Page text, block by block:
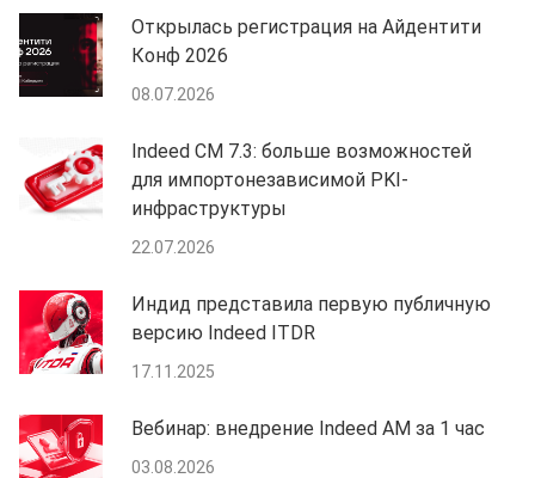
Открылась регистрация на Айдентити
Конф 2026
08.07.2026
Indeed CM 7.3: больше возможностей
для импортонезависимой PKI-
инфраструктуры
22.07.2026
Индид представила первую публичную
версию Indeed ITDR
17.11.2025
Вебинар: внедрение Indeed AM за 1 час
03.08.2026